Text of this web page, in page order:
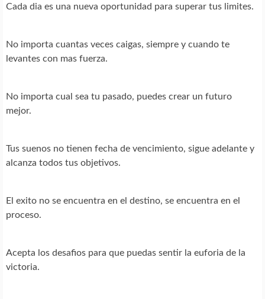
Cada dia es una nueva oportunidad para superar tus limites.
No importa cuantas veces caigas, siempre y cuando te
levantes con mas fuerza.
No importa cual sea tu pasado, puedes crear un futuro
mejor.
Tus suenos no tienen fecha de vencimiento, sigue adelante y
alcanza todos tus objetivos.
El exito no se encuentra en el destino, se encuentra en el
proceso.
Acepta los desafios para que puedas sentir la euforia de la
victoria.